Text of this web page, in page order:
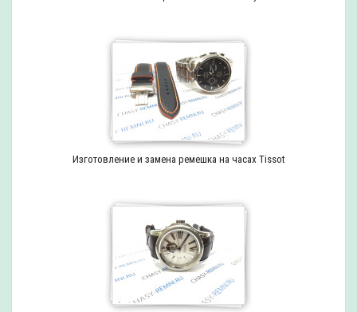
Изготовление и замена ремешка на часах Tissot